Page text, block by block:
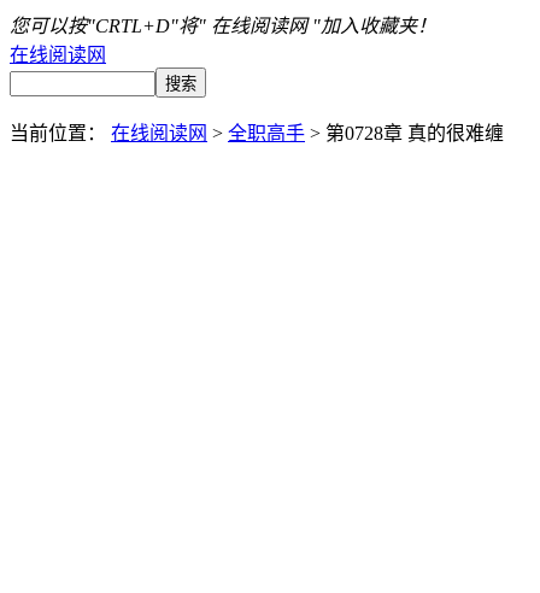
您可以按"CRTL+D"将" 在线阅读网 "加入收藏夹！
在线阅读网
当前位置： 在线阅读网 > 全职高手 > 第0728章 真的很难缠